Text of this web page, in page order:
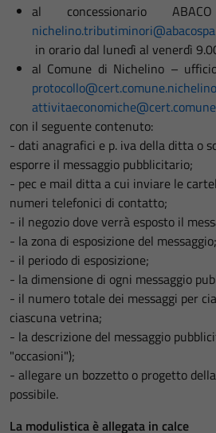
al concessionario
in orario dal lunedì al venerdì
al Comune di Nichelino –
con il seguente contenuto:
- dati anagrafici e p. iva della ditta o
esporre il messaggio pubblicitario;
- pec e mail ditta a cui inviare le
numeri telefonici di contatto;
- il negozio dove verrà esposto il
- la zona di esposizione del messaggio;
- il periodo di esposizione;
- la dimensione di ogni messaggio
- il numero totale dei messaggi per
ciascuna vetrina;
- la descrizione del messaggio
"occasioni");
- allegare un bozzetto o progetto
possibile.
La modulistica è allegata in calce